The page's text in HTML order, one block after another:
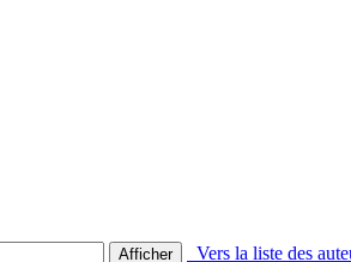
Vers la liste des